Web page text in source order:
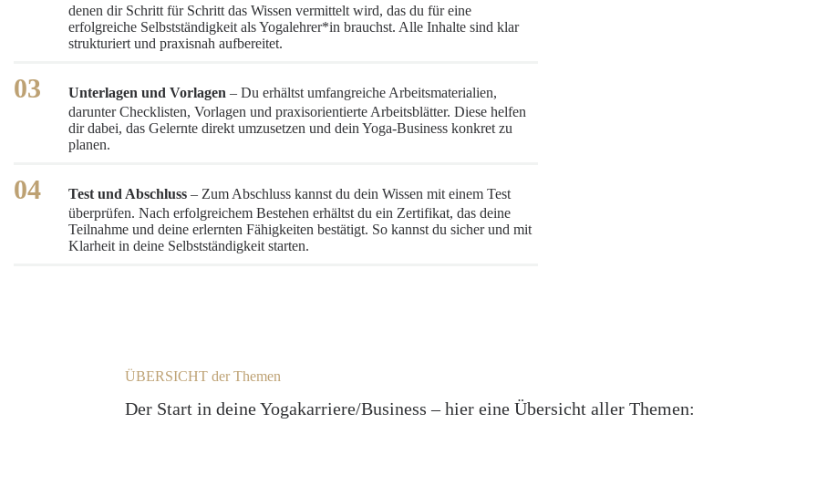
denen dir Schritt für Schritt das Wissen vermittelt wird, das du für eine
erfolgreiche Selbstständigkeit als Yogalehrer*in brauchst. Alle Inhalte sind klar
strukturiert und praxisnah aufbereitet.
Unterlagen und Vorlagen – Du erhältst umfangreiche Arbeitsmaterialien,
darunter Checklisten, Vorlagen und praxisorientierte Arbeitsblätter. Diese helfen
dir dabei, das Gelernte direkt umzusetzen und dein Yoga-Business konkret zu
planen.
Test und Abschluss – Zum Abschluss kannst du dein Wissen mit einem Test
überprüfen. Nach erfolgreichem Bestehen erhältst du ein Zertifikat, das deine
Teilnahme und deine erlernten Fähigkeiten bestätigt. So kannst du sicher und mit
Klarheit in deine Selbstständigkeit starten.
ÜBERSICHT der Themen
Der Start in deine Yogakarriere/Business – hier eine Übersicht aller Themen: